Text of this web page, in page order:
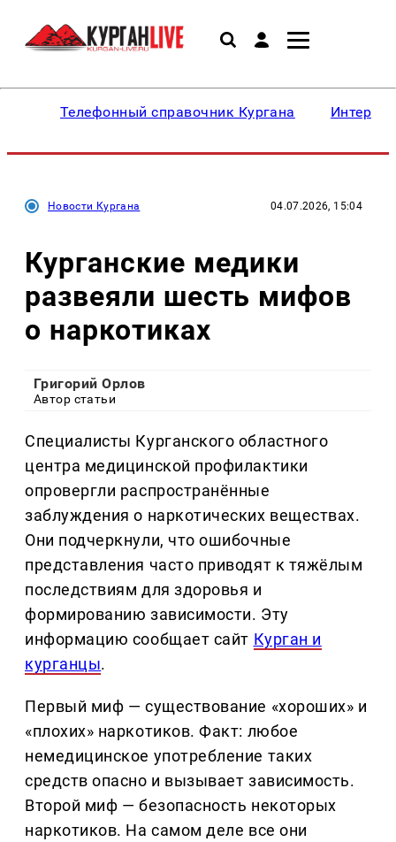
Телефонный справочник Кургана
Новости Кургана 04.07.2026, 15:04
Курганские медики
развеяли шесть мифов
о наркотиках
Григорий Орлов
Автор статьи
Специалисты Курганского областного
центра медицинской профилактики
опровергли распространённые
заблуждения о наркотических веществах.
Они подчеркнули, что ошибочные
представления часто приводят к тяжёлым
последствиям для здоровья и
формированию зависимости. Эту
информацию сообщает сайт Курган и
курганцы.
Первый миф — существование «хороших» и
«плохих» наркотиков. Факт: любое
немедицинское употребление таких
средств опасно и вызывает зависимость.
Второй миф — безопасность некоторых
наркотиков. На самом деле все они